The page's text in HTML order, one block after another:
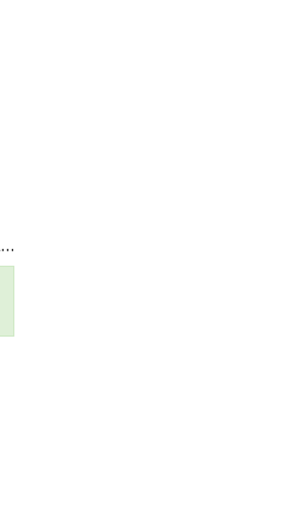
60325 RÉSISTANCE D'ALLUMAGE ECOFOREST...